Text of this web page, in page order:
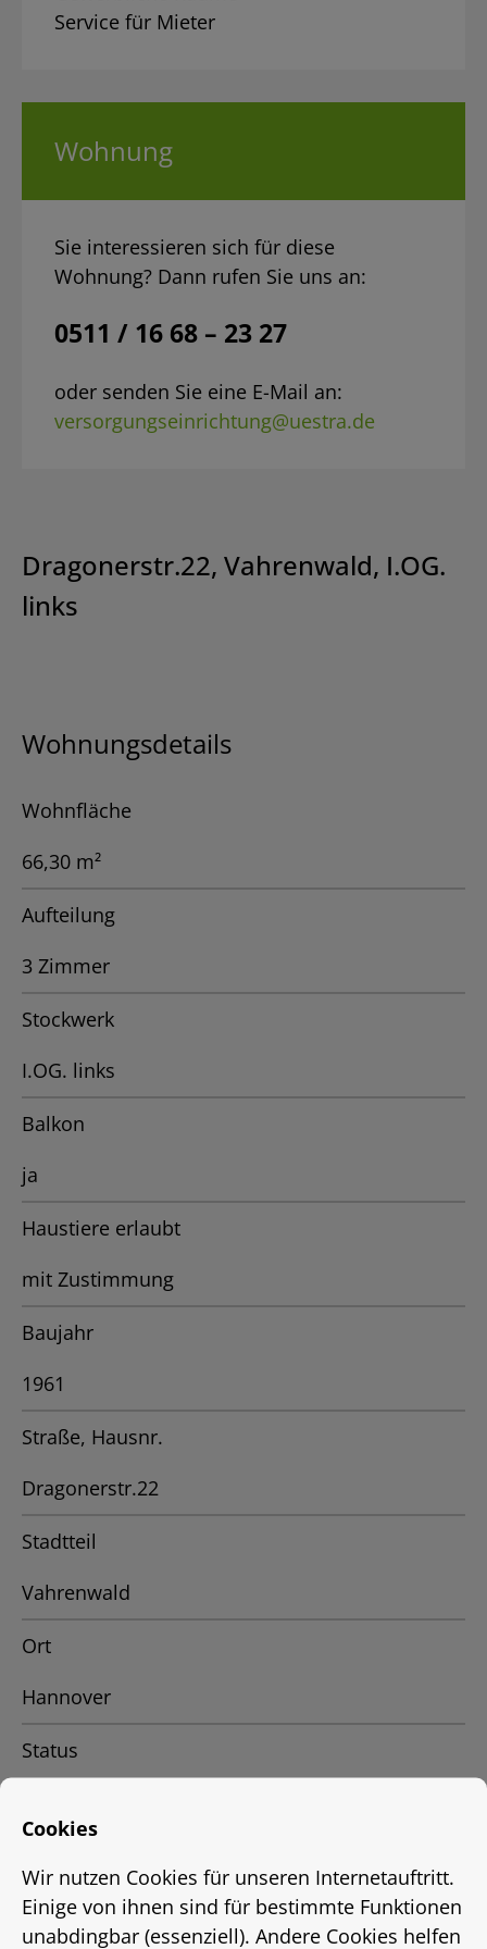
Dragonerstr.22, Vahrenwald, I.OG.
links
Wohnungsdetails
Wohnfläche
66,30 m²
Aufteilung
3 Zimmer
Stockwerk
I.OG. links
Balkon
ja
Haustiere erlaubt
mit Zustimmung
Baujahr
1961
Straße, Hausnr.
Dragonerstr.22
Stadtteil
Vahrenwald
Ort
Hannover
Status
EnEV 2009
Service für Mieter
Wohnung
Sie interessieren sich für diese
Wohnung? Dann rufen Sie uns an:
0511 / 16 68 – 23 27
oder senden Sie eine E-Mail an:
versorgungseinrichtung@uestra.de
Cookies
Wir nutzen Cookies für unseren Internetauftritt.
Einige von ihnen sind für bestimmte Funktionen
unabdingbar (essenziell). Andere Cookies helfen